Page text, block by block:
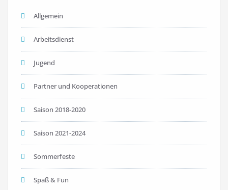
Allgemein
Arbeitsdienst
Jugend
Partner und Kooperationen
Saison 2018-2020
Saison 2021-2024
Sommerfeste
Spaß & Fun